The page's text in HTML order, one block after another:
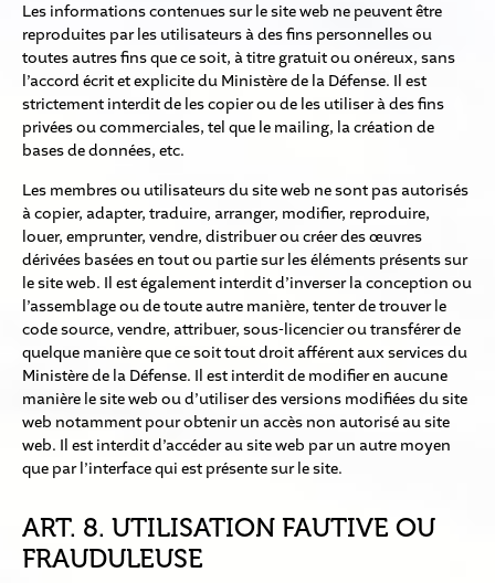
Les informations contenues sur le site web ne peuvent être
reproduites par les utilisateurs à des fins personnelles ou
toutes autres fins que ce soit, à titre gratuit ou onéreux, sans
l’accord écrit et explicite du Ministère de la Défense. Il est
strictement interdit de les copier ou de les utiliser à des fins
privées ou commerciales, tel que le mailing, la création de
bases de données, etc.
Les membres ou utilisateurs du site web ne sont pas autorisés
à copier, adapter, traduire, arranger, modifier, reproduire,
louer, emprunter, vendre, distribuer ou créer des œuvres
dérivées basées en tout ou partie sur les éléments présents sur
le site web. Il est également interdit d’inverser la conception ou
l’assemblage ou de toute autre manière, tenter de trouver le
code source, vendre, attribuer, sous-licencier ou transférer de
quelque manière que ce soit tout droit afférent aux services du
Ministère de la Défense. Il est interdit de modifier en aucune
manière le site web ou d’utiliser des versions modifiées du site
web notamment pour obtenir un accès non autorisé au site
web. Il est interdit d’accéder au site web par un autre moyen
que par l’interface qui est présente sur le site.
ART. 8. UTILISATION FAUTIVE OU
FRAUDULEUSE